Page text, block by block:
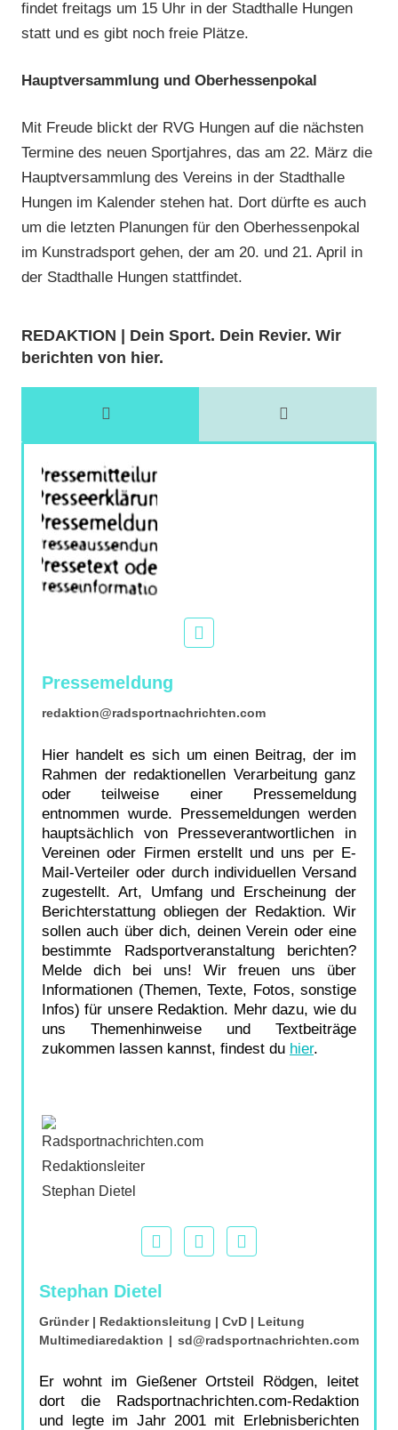
findet freitags um 15 Uhr in der Stadthalle Hungen
statt und es gibt noch freie Plätze.
Hauptversammlung und Oberhessenpokal
Mit Freude blickt der RVG Hungen auf die nächsten
Termine des neuen Sportjahres, das am 22. März die
Hauptversammlung des Vereins in der Stadthalle
Hungen im Kalender stehen hat. Dort dürfte es auch
um die letzten Planungen für den Oberhessenpokal
im Kunstradsport gehen, der am 20. und 21. April in
der Stadthalle Hungen stattfindet.
REDAKTION | Dein Sport. Dein Revier. Wir
berichten von hier.
Pressemeldung
redaktion@radsportnachrichten.com
Hier handelt es sich um einen Beitrag, der im
Rahmen der redaktionellen Verarbeitung ganz
oder teilweise einer Pressemeldung
entnommen wurde. Pressemeldungen werden
hauptsächlich von Presseverantwortlichen in
Vereinen oder Firmen erstellt und uns per E-
Mail-Verteiler oder durch individuellen Versand
zugestellt. Art, Umfang und Erscheinung der
Berichterstattung obliegen der Redaktion. Wir
sollen auch über dich, deinen Verein oder eine
bestimmte Radsportveranstaltung berichten?
Melde dich bei uns! Wir freuen uns über
Informationen (Themen, Texte, Fotos, sonstige
Infos) für unsere Redaktion. Mehr dazu, wie du
uns Themenhinweise und Textbeiträge
zukommen lassen kannst, findest du hier.
Stephan Dietel
Gründer | Redaktionsleitung | CvD | Leitung
Multimediaredaktion | sd@radsportnachrichten.com
Er wohnt im Gießener Ortsteil Rödgen, leitet
dort die Radsportnachrichten.com-Redaktion
und legte im Jahr 2001 mit Erlebnisberichten